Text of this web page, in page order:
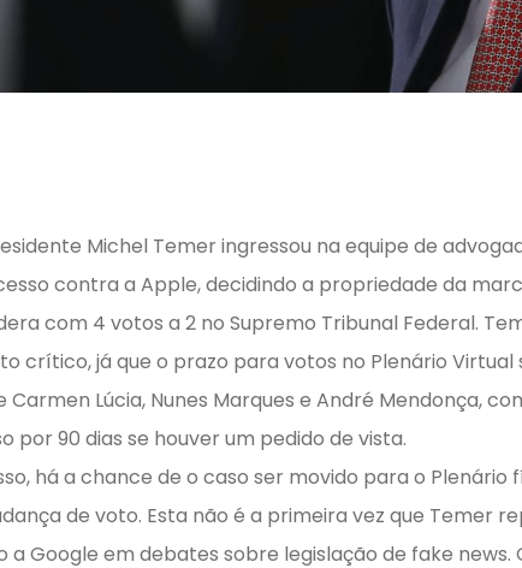
Michel Temer ingressou na equipe de
contra a Apple, decidindo a propriedade da
com 4 votos a 2 no Supremo Tribunal Federal.
crítico, já que o prazo para votos no Plenário
Carmen Lúcia, Nunes Marques e André Mendonça,
por 90 dias se houver um pedido de vista.
há a chance de o caso ser movido para o
de voto. Esta não é a primeira vez que Temer
a Google em debates sobre legislação de fake